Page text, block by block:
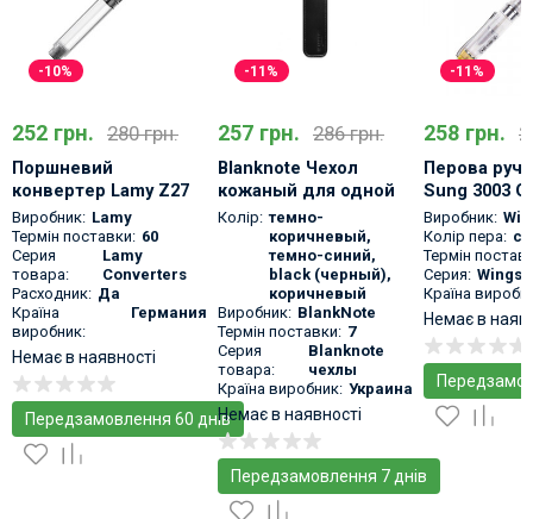
-10%
252 грн. 280 грн.
Поршневий
конвертер Lamy Z27
Виробник: Lamy
Термін поставки: 60
Серия
товара:
Lamy
Converters
Расходник: Да
Країна
виробник:
Германия
Немає в наявності
Передзамовлення 60 днів
-11%
257 грн. 286 грн.
Blanknote Чехол
кожаный для одной
ручки
Колір: темно-
коричневый,
темно-синий,
black (черный),
коричневый
Виробник: BlankNote
Термін поставки: 7
Серия
товара:
Blanknote
чехлы
Країна виробник: Украина
Немає в наявності
Передзамовлення 7 днів
-11%
258 грн.
Перова
Sung 3003
Виробник:
Колір пера:
Термін
Серия: Wings
Країна
Немає в